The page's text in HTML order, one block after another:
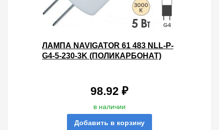
ЛАМПА NAVIGATOR 61 483 NLL-P-
G4-5-230-3K (ПОЛИКАРБОНАТ)
98.92 ₽
в наличии
Добавить в корзину